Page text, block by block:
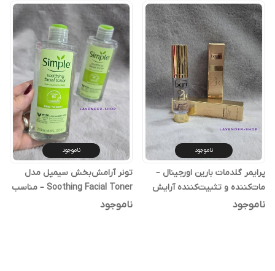
ناموجود
پرایمر گلدمات بارین اورجینال –
مات‌کننده و تثبیت‌کننده آرایش
ناموجود
ناموجود
تونر آرامش‌بخش سیمپل مدل
Soothing Facial Toner – مناسب
انواع پوست
ناموجود